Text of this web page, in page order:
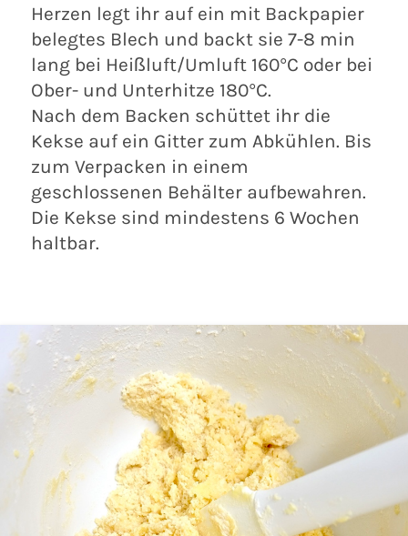
Herzen legt ihr auf ein mit Backpapier
belegtes Blech und backt sie 7-8 min
lang bei Heißluft/Umluft 160°C oder bei
Ober- und Unterhitze 180°C.
Nach dem Backen schüttet ihr die
Kekse auf ein Gitter zum Abkühlen. Bis
zum Verpacken in einem
geschlossenen Behälter aufbewahren.
Die Kekse sind mindestens 6 Wochen
haltbar.